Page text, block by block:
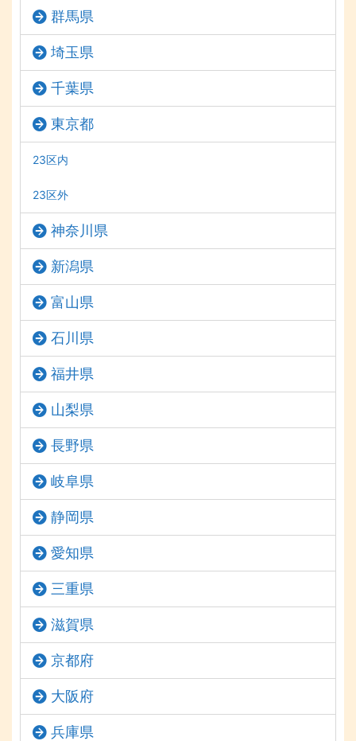
群馬県
埼玉県
千葉県
東京都
23区内
23区外
神奈川県
新潟県
富山県
石川県
福井県
山梨県
長野県
岐阜県
静岡県
愛知県
三重県
滋賀県
京都府
大阪府
兵庫県